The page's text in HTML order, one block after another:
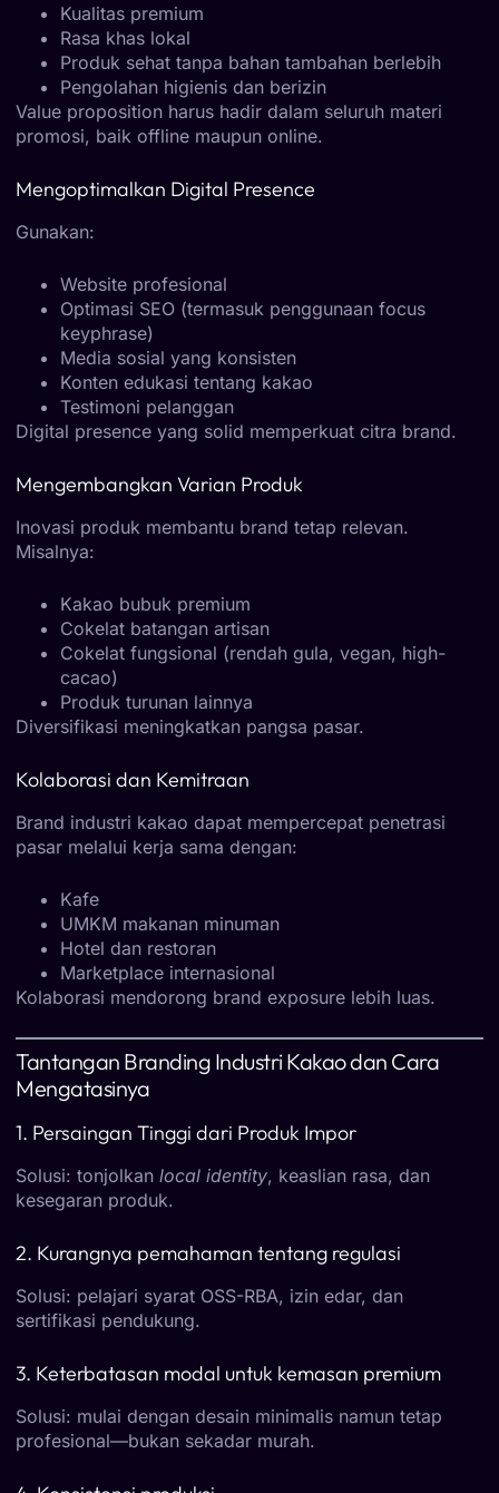
Kualitas premium
Rasa khas lokal
Produk sehat tanpa bahan tambahan berlebih
Pengolahan higienis dan berizin
Value proposition harus hadir dalam seluruh materi
promosi, baik offline maupun online.
Mengoptimalkan Digital Presence
Gunakan:
Website profesional
Optimasi SEO (termasuk penggunaan focus
keyphrase)
Media sosial yang konsisten
Konten edukasi tentang kakao
Testimoni pelanggan
Digital presence yang solid memperkuat citra brand.
Mengembangkan Varian Produk
Inovasi produk membantu brand tetap relevan.
Misalnya:
Kakao bubuk premium
Cokelat batangan artisan
Cokelat fungsional (rendah gula, vegan, high-
cacao)
Produk turunan lainnya
Diversifikasi meningkatkan pangsa pasar.
Kolaborasi dan Kemitraan
Brand industri kakao dapat mempercepat penetrasi
pasar melalui kerja sama dengan:
Kafe
UMKM makanan minuman
Hotel dan restoran
Marketplace internasional
Kolaborasi mendorong brand exposure lebih luas.
Tantangan Branding Industri Kakao dan Cara
Mengatasinya
1. Persaingan Tinggi dari Produk Impor
Solusi: tonjolkan local identity, keaslian rasa, dan
kesegaran produk.
2. Kurangnya pemahaman tentang regulasi
Solusi: pelajari syarat OSS-RBA, izin edar, dan
sertifikasi pendukung.
3. Keterbatasan modal untuk kemasan premium
Solusi: mulai dengan desain minimalis namun tetap
profesional—bukan sekadar murah.